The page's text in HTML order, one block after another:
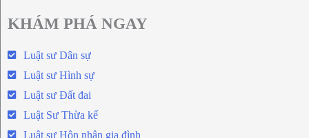
KHÁM PHÁ NGAY
Luật sư Dân sự
Luật sư Hình sự
Luật sư Đất đai
Luật Sư Thừa kế
Luật sư Hôn nhân gia đình